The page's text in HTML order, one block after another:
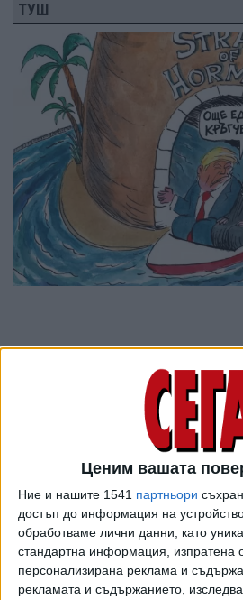
Ценим вашата
Ние и нашите 1541 партньори
достъп до информация на
обработваме лични данни, като
стандартна информация, изпратена
персонализирана реклама и
рекламата и съдържанието,
ТУШ
ПОСЛЕ